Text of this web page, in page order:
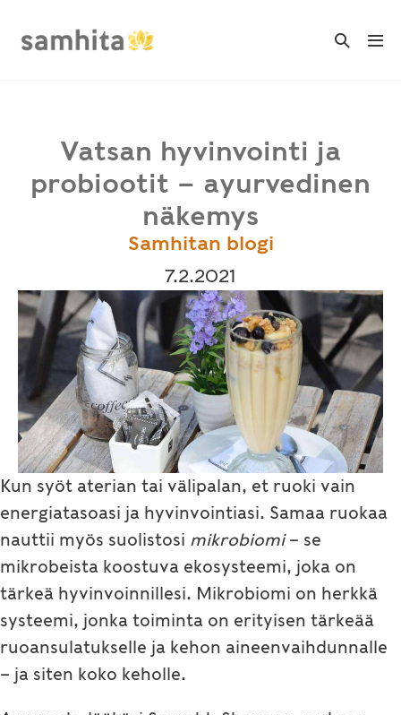
Search
Vatsan hyvinvointi ja
probiootit – ayurvedinen
näkemys
Samhitan blogi
7.2.2021
Kun syöt aterian tai välipalan, et ruoki vain
energiatasoasi ja hyvinvointiasi. Samaa ruokaa
nauttii myös suolistosi mikrobiomi– se
mikrobeista koostuva ekosysteemi, joka on
tärkeä hyvinvoinnillesi. Mikrobiomi on herkkä
systeemi, jonka toiminta on erityisen tärkeää
ruoansulatukselle ja kehon aineenvaihdunnalle
– ja siten koko keholle.